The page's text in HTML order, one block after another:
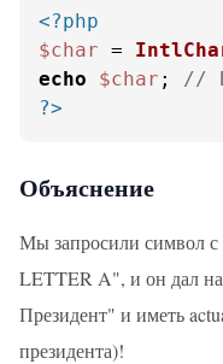
<?php
$char =
echo
$char ; //
?>
Объяснение
Мы запросили символ
LETTER A", и он дал
Президент" и иметь
президента)!